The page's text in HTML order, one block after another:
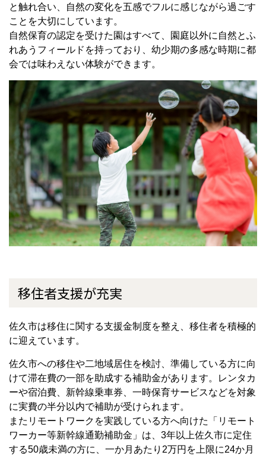
と触れ合い、自然の変化を五感でフルに感じながら過ごす
ことを大切にしています。
自然保育の認定を受けた園はすべて、園庭以外に自然とふ
れあうフィールドを持っており、幼少期の多感な時期に都
会では味わえない体験ができます。
移住者支援が充実
佐久市は移住に関する支援金制度を整え、移住者を積極的
に迎えています。
佐久市への移住や二地域居住を検討、準備している方に向
けて滞在費の一部を助成する補助金があります。レンタカ
ーや宿泊費、新幹線乗車券、一時保育サービスなどを対象
に実費の半分以内で補助が受けられます。
またリモートワークを実践している方へ向けた「リモート
ワーカー等新幹線通勤補助金」は、3年以上佐久市に定住
する50歳未満の方に、一か月あたり2万円を上限に24か月